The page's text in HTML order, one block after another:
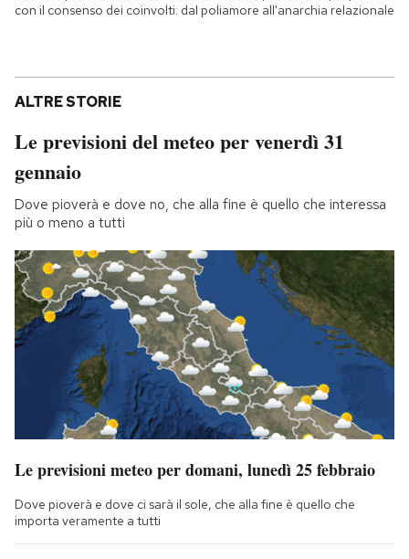
con il consenso dei coinvolti: dal poliamore all'anarchia relazionale
ALTRE STORIE
Le previsioni del meteo per venerdì 31
gennaio
Dove pioverà e dove no, che alla fine è quello che interessa
più o meno a tutti
Le previsioni meteo per domani, lunedì 25 febbraio
Dove pioverà e dove ci sarà il sole, che alla fine è quello che
importa veramente a tutti